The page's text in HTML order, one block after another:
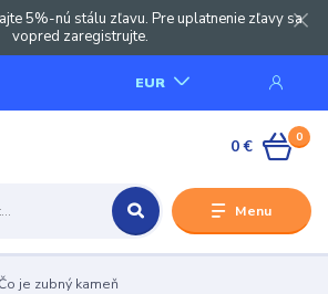
5%-nú stálu zľavu. Pre uplatnenie zľavy sa
vopred zaregistrujte.
Menu
EUR
0
0 €
je zubný kameň